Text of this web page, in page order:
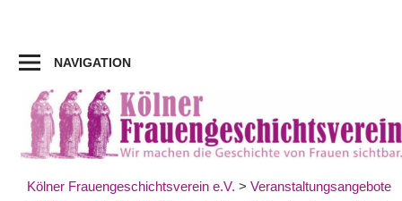
springen
NAVIGATION
Kölner Frauengeschichtsverein e.V. > Veranstaltungsangebote